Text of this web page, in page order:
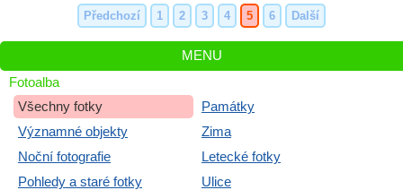
Předchozí 1 2 3 4 5 6 Další
MENU
Fotoalba
Všechny fotky
Památky
Významné objekty
Zima
Noční fotografie
Letecké fotky
Pohledy a staré fotky
Ulice